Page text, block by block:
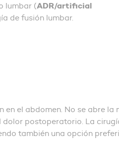
lumbar (ADR/artificial
de fusión lumbar.
el abdomen. No se abre la
dolor postoperatorio. La
también una opción